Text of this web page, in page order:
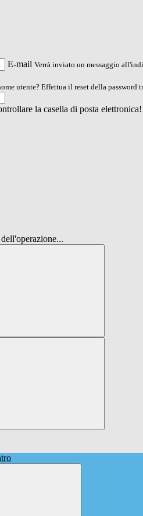
E-mail Verrà inviato un messaggio
utente? Effettua il reset della password
la casella di posta elettronica!